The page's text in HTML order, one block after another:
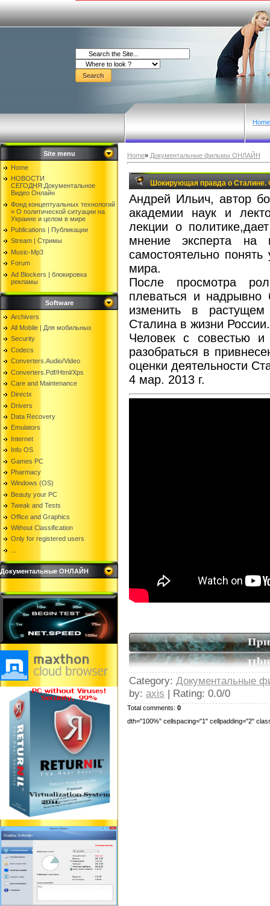
Home
Site menu
Home
НОВОСТИ
СЕГОДНЯ:Документальнoе
Видео Oнлайн
Фонд концептуальных технологий
» O политической ситуации на
Украине и целом в мире
Publications | Публикации
Stream | Стримы
Music-Mp3
Forum
Ad Blockers | блокировкa
рекламы
Software
Archivers
All Mobile | Для мобильных
Security
Codecs
Converters.Audio/Video
Converters.Pdf/Html/Xps
Care and Maintenance
Directx
Drivers
Data Recovery
Emulators
Internet
Info OS
Games PC
Pharmacy
Windows (OS)
Beauty your PC
Tweak and Tests
Office and Graphics
Without Classification
Only for registered users
Документальные ОНЛАЙН
Home» Документальные фильмы ОНЛАЙН
Шокирующая правда о Сталине.
Андрей Ильич, автор
академии наук и
лекции о
мнение эксперта на
самостоятельно
мира.
После просмотра
плеваться и надрывно
изменить в
Сталина в жизни России.
Человек с совестью
разобраться в
оценки деятельности
4 мар. 2013 г.
Category: Документальные
by: axis | Rating: 0.0/0
Total comments: 0
dth="100%" cellspacing="1" cellpadding="2"